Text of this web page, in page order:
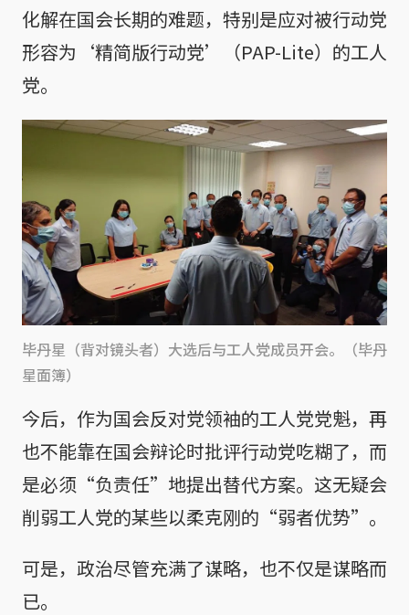
化解在国会长期的难题，特别是应对被行动党
形容为‘精简版行动党’（PAP-Lite）的工人
党。
毕丹星（背对镜头者）大选后与工人党成员开会。（毕丹
星面簿）
今后，作为国会反对党领袖的工人党党魁，再
也不能靠在国会辩论时批评行动党吃糊了，而
是必须“负责任”地提出替代方案。这无疑会
削弱工人党的某些以柔克刚的“弱者优势”。
可是，政治尽管充满了谋略，也不仅是谋略而
已。